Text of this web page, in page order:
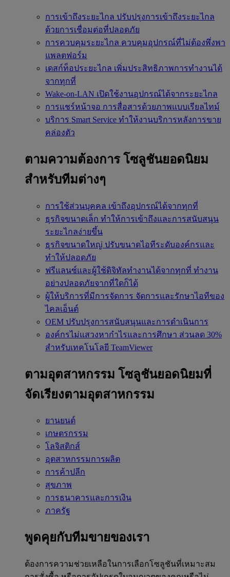
การเข้าถึงระยะไกล ปรับปรุงการเข้าถึงระยะไกล
ด้วยการเชื่อมต่อที่ปลอดภัย
การควบคุมระยะไกล ควบคุมอุปกรณ์ที่ไม่ต้องพึ่งพา
แพลตฟอร์ม
เดสก์ท็อประยะไกล เพิ่มประสิทธิภาพการทำงานได้
จากทุกที่
Wake-on-LAN เปิดใช้งานอุปกรณ์ได้จากระยะไกล
การแชร์หน้าจอ การสื่อสารด้วยภาพแบบเรียลไทม์
บริการ Smart Service ทำให้งานบริการหลังการขาย
คล่องตัว
ตามความต้องการ โซลูชันยอดนิยม
สำหรับทีมต่างๆ
การใช้ส่วนบุคคล เข้าถึงอุปกรณ์ได้จากทุกที่
ธุรกิจขนาดเล็ก ทำให้การเข้าถึงและการสนับสนุน
ระยะไกลง่ายขึ้น
ธุรกิจขนาดใหญ่ ปรับขนาดไอทีระดับองค์กรและ
ทำให้ปลอดภัย
ฟรีแลนซ์และผู้ใช้ดิจิทัลทำงานได้จากทุกที่ ทำงาน
อย่างปลอดภัยจากที่ใดก็ได้
ผู้ให้บริการที่มีการจัดการ จัดการและรักษาไอทีของ
ไคลเอ็นต์
OEM ปรับปรุงการสนับสนุนและการดำเนินการ
องค์กรไม่แสวงหากำไรและการศึกษา ส่วนลด 30%
สำหรับเทคโนโลยี TeamViewer
ตามอุตสาหกรรม โซลูชันยอดนิยมที่
จัดเรียงตามอุตสาหกรรม
ยานยนต์
เกษตรกรรม
โลจิสติกส์
อุตสาหกรรมการผลิต
การค้าปลีก
สุขภาพ
การธนาคารและการเงิน
ภาครัฐ
พูดคุยกับทีมขายของเรา
ต้องการความช่วยเหลือในการเลือกโซลูชันที่เหมาะสม